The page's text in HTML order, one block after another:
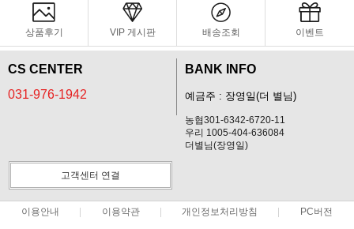
상품후기 VIP 게시판 배송조회 이벤트
CS CENTER
031-976-1942
BANK INFO
예금주 : 장영일(더 별님)
농협301-6342-6720-11
우리 1005-404-636084
더별님(장영일)
고객센터 연결
이용안내 이용약관 개인정보처리방침 PC버전